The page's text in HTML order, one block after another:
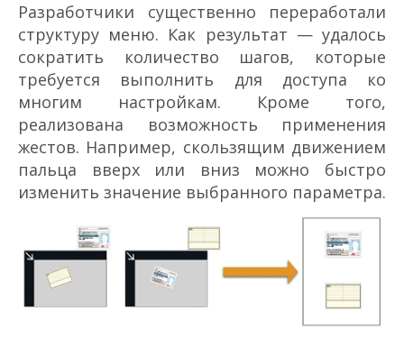
Разработчики существенно переработали
структуру меню. Как результат — удалось
сократить количество шагов, которые
требуется выполнить для доступа ко
многим настройкам. Кроме того,
реализована возможность применения
жестов. Например, скользящим движением
пальца вверх или вниз можно быстро
изменить значение выбранного параметра.